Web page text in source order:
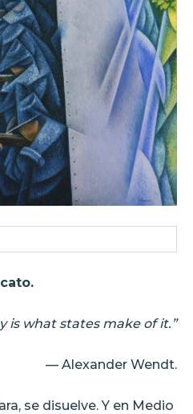
is what states make of it.”
— Alexander Wendt.
se disuelve. Y en Medio